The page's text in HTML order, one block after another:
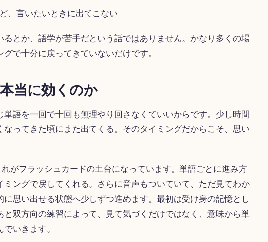
、言いたいときに出てこない
るとか、語学が苦手だという話ではありません。かなり多くの場
で十分に戻ってきていないだけです。
当に効くのか
単語を一回で十回も無理やり回さなくていいからです。少し時間
なってきた頃にまた出てくる。そのタイミングだからこそ、思い
がフラッシュカードの土台になっています。単語ごとに進み方
ミングで戻してくれる。さらに音声もついていて、ただ見てわか
に思い出せる状態へ少しずつ進めます。最初は受け身の記憶とし
と双方向の練習によって、見て気づくだけではなく、意味から単
いきます。